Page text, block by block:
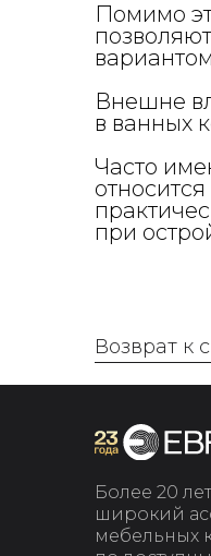
Помимо
Внешне
в ванных
Часто
при
Возврат к
Более 20
широкий
мебельных